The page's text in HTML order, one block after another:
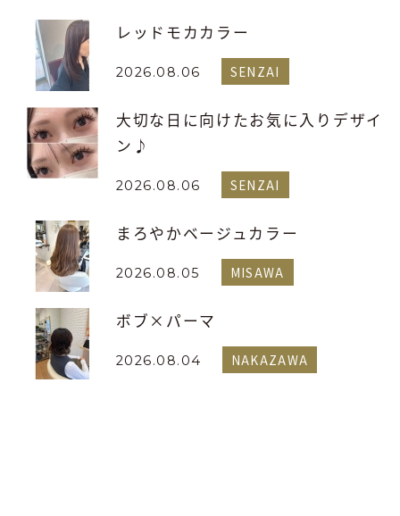
レッドモカカラー
2026.08.06 SENZAI
大切な日に向けたお気に入りデザイ
ン♪
2026.08.06 SENZAI
まろやかベージュカラー
2026.08.05 MISAWA
ボブ×パーマ
2026.08.04 NAKAZAWA